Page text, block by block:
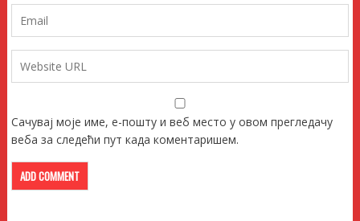
Сачувај моје име, е-пошту и веб место у овом прегледачу
веба за следећи пут када коментаришем.